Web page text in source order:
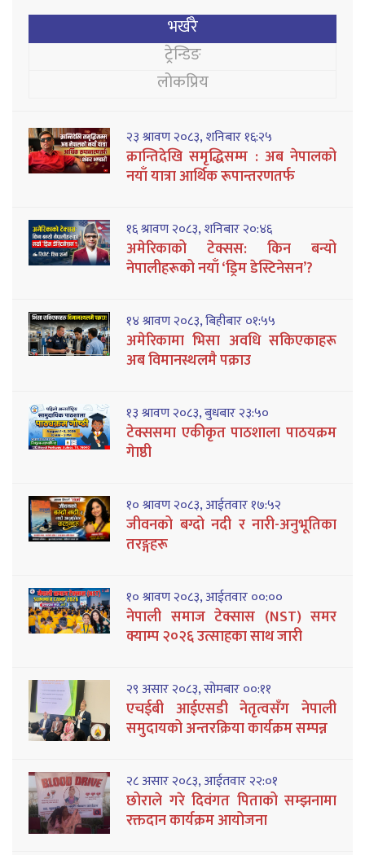
भर्खरै
ट्रेन्डिङ
लोकप्रिय
२३ श्रावण २०८३, शनिबार १६:२५
क्रान्तिदेखि समृद्धिसम्म : अब नेपालको
नयाँ यात्रा आर्थिक रूपान्तरणतर्फ
१६ श्रावण २०८३, शनिबार २०:४६
अमेरिकाको टेक्सस: किन बन्यो
नेपालीहरूको नयाँ ‘ड्रिम डेस्टिनेसन’?
१४ श्रावण २०८३, बिहीबार ०१:५५
अमेरिकामा भिसा अवधि सकिएकाहरू
अब विमानस्थलमै पक्राउ
१३ श्रावण २०८३, बुधबार २३:५०
टेक्ससमा एकीकृत पाठशाला पाठयक्रम
गेाष्ठी
१० श्रावण २०८३, आईतवार १७:५२
जीवनको बग्दो नदी र नारी-अनुभूतिका
तरङ्गहरू
१० श्रावण २०८३, आईतवार ००:००
नेपाली समाज टेक्सास (NST) समर
क्याम्प २०२६ उत्साहका साथ जारी
२९ असार २०८३, सोमबार ००:११
एचईबी आईएसडी नेतृत्वसँग नेपाली
समुदायको अन्तरक्रिया कार्यक्रम सम्पन्न
२८ असार २०८३, आईतवार २२:०१
छोराले गरे दिवंगत पिताको सम्झनामा
रक्तदान कार्यक्रम आयोजना